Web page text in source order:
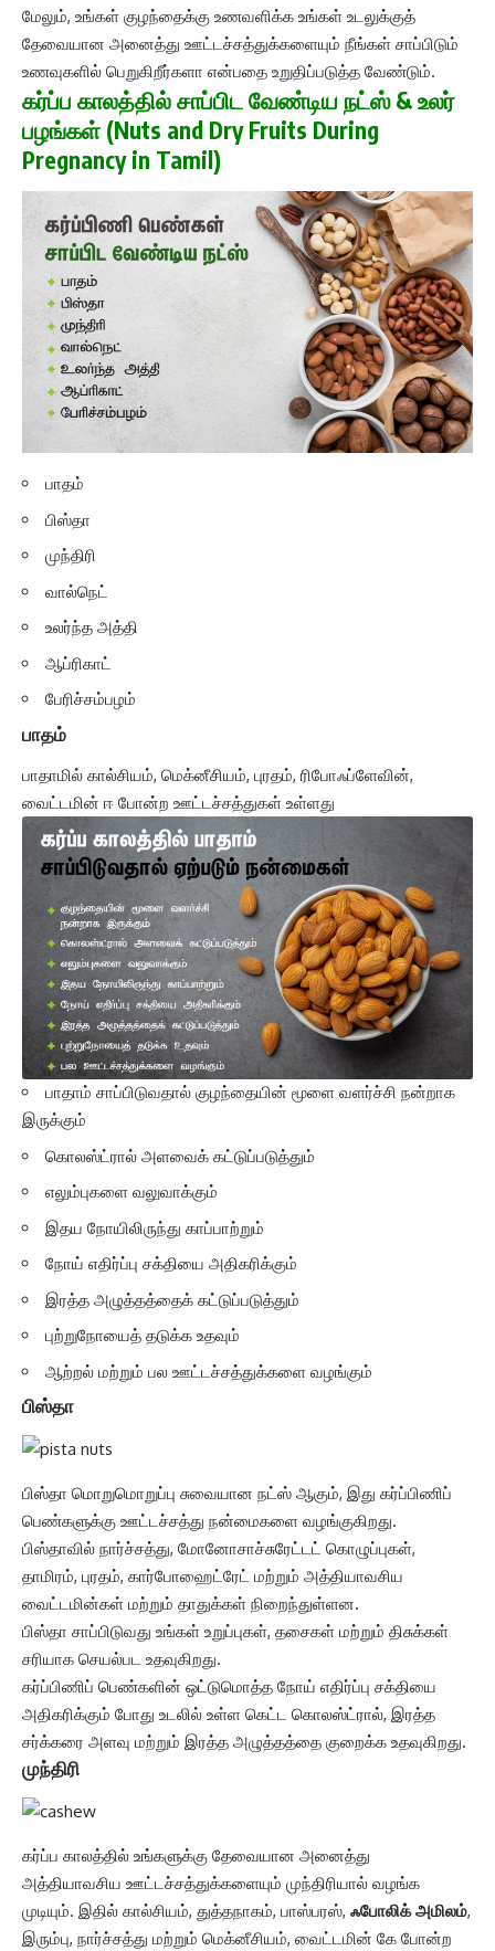
மேலும், உங்கள் குழந்தைக்கு உணவளிக்க உங்கள் உடலுக்குத்
தேவையான அனைத்து ஊட்டச்சத்துக்களையும் நீங்கள் சாப்பிடும்
உணவுகளில் பெறுகிறீர்களா என்பதை உறுதிப்படுத்த வேண்டும்.
கர்ப்ப காலத்தில் சாப்பிட வேண்டிய நட்ஸ் & உலர்
பழங்கள் (Nuts and Dry Fruits During
Pregnancy in Tamil)
பாதம்
பிஸ்தா
முந்திரி
வால்நெட்
உலர்ந்த அத்தி
ஆப்ரிகாட்
பேரிச்சம்பழம்
பாதம்
பாதாமில் கால்சியம், மெக்னீசியம், புரதம், ரிபோஃப்ளேவின்,
வைட்டமின் ஈ போன்ற ஊட்டச்சத்துகள் உள்ளது
பாதாம் சாப்பிடுவதால் குழந்தையின் மூளை வளர்ச்சி நன்றாக
இருக்கும்
கொலஸ்ட்ரால் அளவைக் கட்டுப்படுத்தும்
எலும்புகளை வலுவாக்கும்
இதய நோயிலிருந்து காப்பாற்றும்
நோய் எதிர்ப்பு சக்தியை அதிகரிக்கும்
இரத்த அழுத்தத்தைக் கட்டுப்படுத்தும்
புற்றுநோயைத் தடுக்க உதவும்
ஆற்றல் மற்றும் பல ஊட்டச்சத்துக்களை வழங்கும்
பிஸ்தா
பிஸ்தா மொறுமொறுப்பு சுவையான நட்ஸ் ஆகும், இது கர்ப்பிணிப்
பெண்களுக்கு ஊட்டச்சத்து நன்மைகளை வழங்குகிறது.
பிஸ்தாவில் நார்ச்சத்து, மோனோசாச்சுரேட்டட் கொழுப்புகள்,
தாமிரம், புரதம், கார்போஹைட்ரேட் மற்றும் அத்தியாவசிய
வைட்டமின்கள் மற்றும் தாதுக்கள் நிறைந்துள்ளன.
பிஸ்தா சாப்பிடுவது உங்கள் உறுப்புகள், தசைகள் மற்றும் திசுக்கள்
சரியாக செயல்பட உதவுகிறது.
கர்ப்பிணிப் பெண்களின் ஒட்டுமொத்த நோய் எதிர்ப்பு சக்தியை
அதிகரிக்கும் போது உடலில் உள்ள கெட்ட கொலஸ்ட்ரால், இரத்த
சர்க்கரை அளவு மற்றும் இரத்த அழுத்தத்தை குறைக்க உதவுகிறது.
முந்திரி
கர்ப்ப காலத்தில் உங்களுக்கு தேவையான அனைத்து
அத்தியாவசிய ஊட்டச்சத்துக்களையும் முந்திரியால் வழங்க
முடியும். இதில் கால்சியம், துத்தநாகம், பாஸ்பரஸ், ஃபோலிக் அமிலம்,
இரும்பு, நார்ச்சத்து மற்றும் மெக்னீசியம், வைட்டமின் கே போன்ற